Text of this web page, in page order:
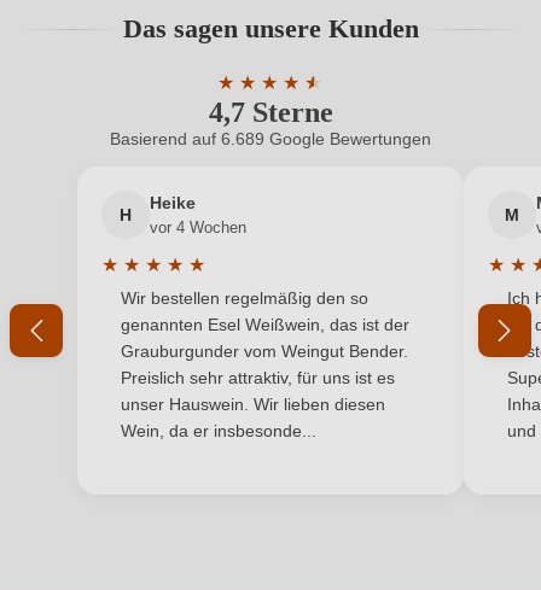
Weingutsverwaltung Sanitätsrat Dr. Dahlem Erben KG,
Rathofstr. 2 1-25, 55276 Oppenheim, Deutschland
Land Deutschland
Ort Oppenheim
Spargel
Benutzern abgegeben werden. Bitte loggen Sie sich
Neuer Kunde? Neuer Kunde?
Ihre E-Mail-Adresse
Ihr Passwort
Ich habe mein Passwort vergessen
Das sagen unsere Kunden
4,7 Sterne
★ ★ ★ ★ ★
★
Durchschnittliche Bewertung von 4.7
Basierend auf 6.689 Google Bewertungen
H
Heike
vor 4 Wochen
★ ★ ★ ★ ★
Durchschnittliche Bewertung von 5 von 5 Sternen
Wir bestellen regelmäßig den so
genannten Esel Weißwein, das ist der
Grauburgunder vom Weingut Bender.
Preislich sehr attraktiv, für uns ist es
unser Hauswein. Wir lieben diesen
Wein, da er insbesonde...
M
★ ★
Ich
mit
und